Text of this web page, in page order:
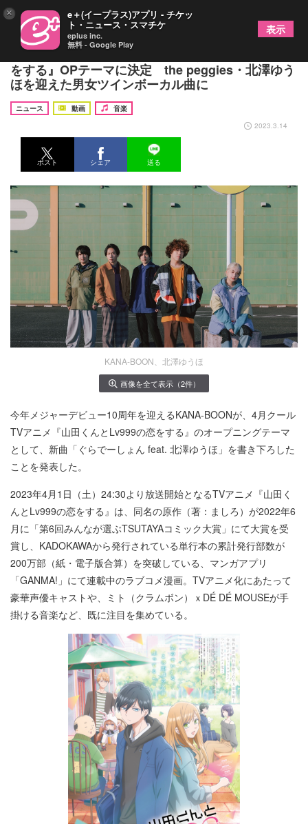
KANA-BOON、TVアニメ『山田くんとLv999の恋
をする』OPテーマに決定 the peggies・北澤ゆう
ほを迎えた男女ツインボーカル曲に
ニュース 動画
音楽
2023.3.14
ポスト シェア 送る
KANA-BOON、北澤ゆうほ
画像を全て表示（2件）
今年メジャーデビュー10周年を迎えるKANA-BOONが、4月クール
TVアニメ『山田くんとLv999の恋をする』のオープニングテーマ
として、新曲「ぐらでーしょん feat. 北澤ゆうほ」を書き下ろした
ことを発表した。
2023年4月1日（土）24:30より放送開始となるTVアニメ『山田く
んとLv999の恋をする』は、同名の原作（著：ましろ）が2022年6
月に「第6回みんなが選ぶTSUTAYAコミック大賞」にて大賞を受
賞し、KADOKAWAから発行されている単行本の累計発行部数が
200万部（紙・電子版合算）を突破している、マンガアプリ
「GANMA!」にて連載中のラブコメ漫画。TVアニメ化にあたって
豪華声優キャストや、ミト（クラムボン）ｘDÉ DÉ MOUSEが手
掛ける音楽など、既に注目を集めている。
× e＋(イープラス)アプリ - チケッ
ト・ニュース・スマチケ
eplus inc.
無料 - Google Play
表示